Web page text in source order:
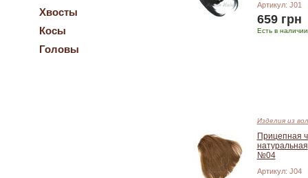
Хвосты
Косы
Головы
Артикул: J01
659 грн
Есть в наличии
Изделия из
Прицепная
натуральная
№04
Артикул: J04